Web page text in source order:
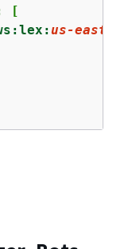
[
us-east-1